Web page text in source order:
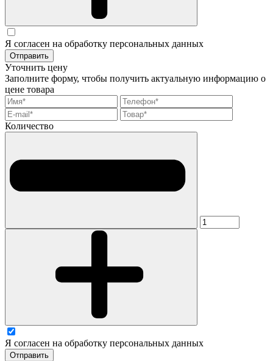
Я согласен на обработку персональных данных
Отправить
Уточнить цену
Заполните форму, чтобы получить актуальную информацию о
цене товара
Количество
Я согласен на обработку персональных данных
Отправить